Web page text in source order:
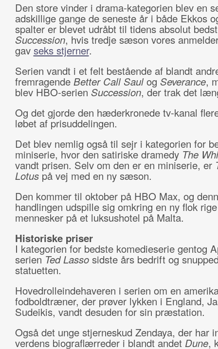
Den store vinder i drama-kategorien blev en
adskillige gange de seneste år i både Ekkos
spalter er blevet udråbt til tidens absolut
Succession, hvis tredje sæson vores
gav seks stjerner.
Serien vandt i et felt bestående af blandt
fremragende Better Call Saulog Severance,
blev HBO-serien Succession, der trak det
Og det gjorde den hæderkronede tv-kanal
løbet af prisuddelingen.
Det blev nemlig også til sejr i kategorien for
miniserie, hvor den satiriske dramedy The
vandt prisen. Selv om den er en miniserie, er
Lotus på vej med en ny sæson.
Den kommer til oktober på HBO Max, og
handlingen udspille sig omkring en ny flok rige
mennesker på et luksushotel på Malta.
Historiske priser
I kategorien for bedste komedieserie gentog
serienTed Lassosidste års bedrift og
statuetten.
Hovedrolleindehaveren i serien om en
fodboldtræner, der prøver lykken i England,
Sudeikis, vandt desuden for sin præstation.
Også det unge stjerneskud Zendaya, der har
verdens biograflærreder i blandt andet Dune,